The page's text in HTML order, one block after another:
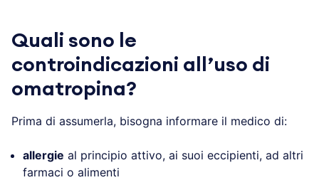
Quali sono le
controindicazioni all’uso di
omatropina?
Prima di assumerla, bisogna informare il medico di:
allergie al principio attivo, ai suoi eccipienti, ad altri
farmaci o alimenti